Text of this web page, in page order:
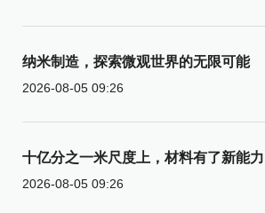
纳米制造，探索微观世界的无限可能
2026-08-05 09:26
十亿分之一米尺度上，材料有了新能力
2026-08-05 09:26